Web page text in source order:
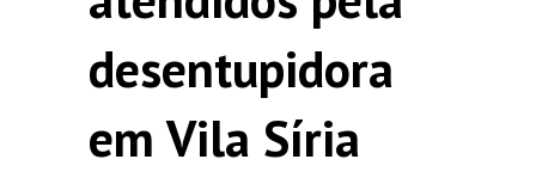
desentupidora
em Vila Síria